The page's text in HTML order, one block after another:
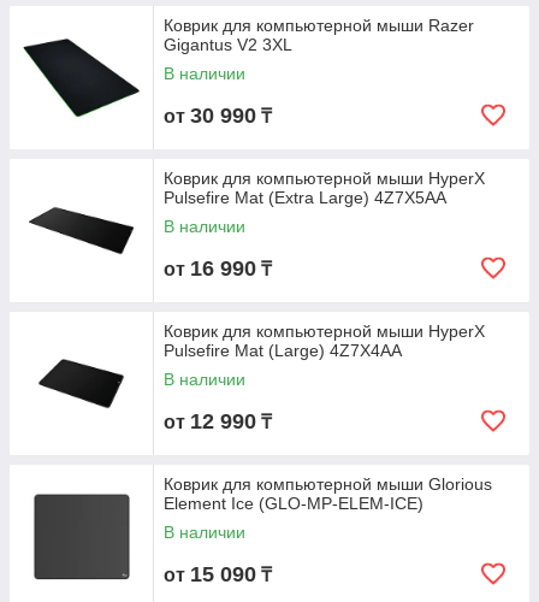
Коврик для компьютерной мыши Razer
Gigantus V2 3XL
В наличии
от 30 990 ₸
Коврик для компьютерной мыши HyperX
Pulsefire Mat (Extra Large) 4Z7X5AA
В наличии
от 16 990 ₸
Коврик для компьютерной мыши HyperX
Pulsefire Mat (Large) 4Z7X4AA
В наличии
от 12 990 ₸
Коврик для компьютерной мыши Glorious
Element Ice (GLO-MP-ELEM-ICE)
В наличии
от 15 090 ₸